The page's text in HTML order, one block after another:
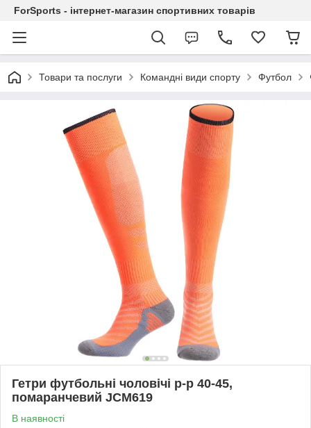
ForSports - інтернет-магазин спортивних товарів
Товари та послуги Командні види спорту Футбол
Гетри футбольні чоловічі р-р 40-45,
помаранчевий JCM619
В наявності